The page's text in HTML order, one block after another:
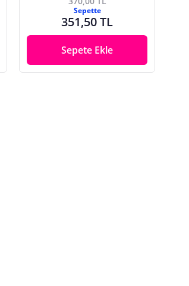
Sepette
351,50 TL
Sepete Ekle